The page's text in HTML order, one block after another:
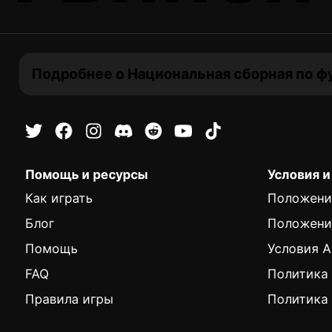
Подробнее о Национальная сборная по
Помощь и ресурсы
Как играть
Блог
Помощь
FAQ
Правила игры
Условия
Условия
Политика